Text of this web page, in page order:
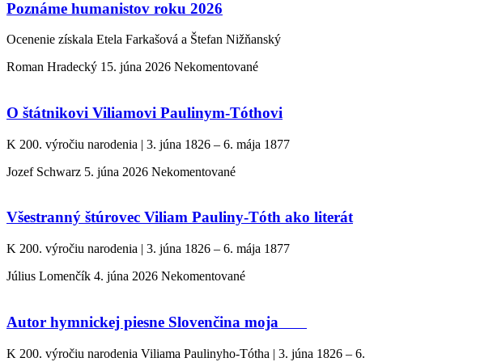
Poznáme humanistov roku 2026
Ocenenie získala Etela Farkašová a Štefan Nižňanský
Roman Hradecký 15. júna 2026 Nekomentované
O štátnikovi Viliamovi Paulinym-Tóthovi
K 200. výročiu narodenia | 3. júna 1826 – 6. mája 1877
Jozef Schwarz 5. júna 2026 Nekomentované
Všestranný štúrovec Viliam Pauliny-Tóth ako literát
K 200. výročiu narodenia | 3. júna 1826 – 6. mája 1877
Július Lomenčík 4. júna 2026 Nekomentované
Autor hymnickej piesne Slovenčina moja
K 200. výročiu narodenia Viliama Paulinyho-Tótha | 3. júna 1826 – 6.